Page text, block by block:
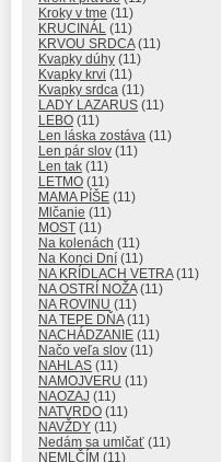
Kroky v tme (11)
KRUCINÁL (11)
KRVOU SRDCA(11)
Kvapky dúhy (11)
Kvapky krvi (11)
Kvapky srdca (11)
LADY LAZARUS (11)
LEBO (11)
Len láska zostáva (11)
Len pár slov (11)
Len tak (11)
LETMO (11)
MAMA PÍŠE (11)
Mlčanie (11)
MOST (11)
Na kolenách (11)
Na Konci Dní (11)
NA KRÍDLACH VETRA(11)
NA OSTRÍ NOŽA(11)
NA ROVINU (11)
NA TEPE DŇA(11)
NACHÁDZANIE (11)
Načo veľa slov (11)
NAHLAS (11)
NAMOJVERU (11)
NAOZAJ (11)
NATVRDO (11)
NAVŽDY (11)
Nedám sa umlčať (11)
NEMLČÍM (11)